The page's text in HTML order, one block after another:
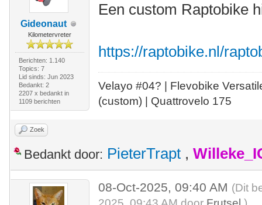
Gideonaut
Kilometervreter
Berichten: 1.140
Topics: 7
Lid sinds: Jun 2023
Bedankt: 2
2207 x bedankt in
1109 berichten
Een custom Raptobike
https://raptobike.nl/
Velayo #04? | Flevobike
(custom) | Quattrovelo 175
Zoek
Bedankt door: PieterTrapt ,
08-Oct-2025, 09:40 AM (Dit